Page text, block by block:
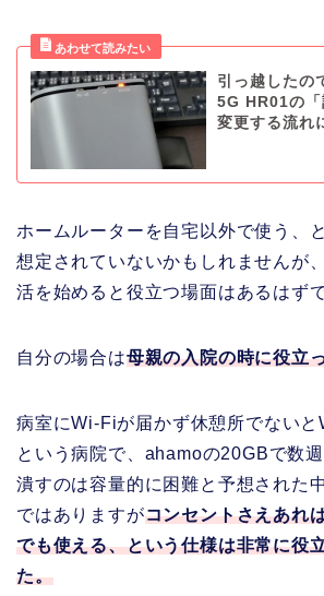
引っ越したの
5G HR01の「
変更する流れ
ホームルーターを自宅以外で使う、
想定されていないかもしれませんが
活を始めると役立つ場面はあるはずで
自分の場合は母親の入院の時に役立
病室にWi-Fiが届かず休憩所でない
という病院で、ahamoの20GBで数
潰すのは容量的に困難と予想された
ではありますがコンセントさえあれ
でも使える、という仕様は非常に役
た。